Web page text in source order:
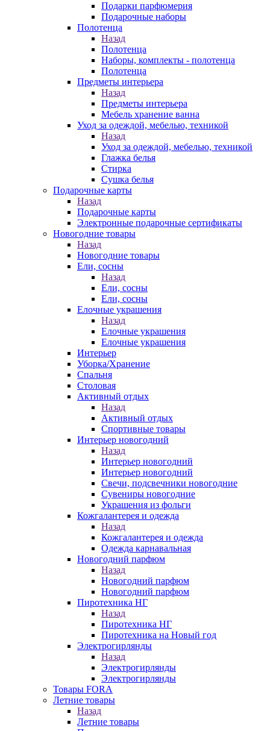
Подарки парфюмерия
Подарочные наборы
Полотенца
Назад
Полотенца
Наборы, комплекты - полотенца
Полотенца
Предметы интерьера
Назад
Предметы интерьера
Мебель хранение ванна
Уход за одеждой, мебелью, техникой
Назад
Уход за одеждой, мебелью, техникой
Глажка белья
Стирка
Сушка белья
Подарочные карты
Назад
Подарочные карты
Электронные подарочные сертификаты
Новогодние товары
Назад
Новогодние товары
Ели, сосны
Назад
Ели, сосны
Ели, сосны
Елочные украшения
Назад
Елочные украшения
Елочные украшения
Интерьер
Уборка/Хранение
Спальня
Столовая
Активный отдых
Назад
Активный отдых
Спортивные товары
Интерьер новогодний
Назад
Интерьер новогодний
Интерьер новогодний
Свечи, подсвечники новогодние
Сувениры новогодние
Украшения из фольги
Кожгалантерея и одежда
Назад
Кожгалантерея и одежда
Одежда карнавальная
Новогодний парфюм
Назад
Новогодний парфюм
Новогодний парфюм
Пиротехника НГ
Назад
Пиротехника НГ
Пиротехника на Новый год
Электрогирлянды
Назад
Электрогирлянды
Электрогирлянды
Товары FORA
Летние товары
Назад
Летние товары